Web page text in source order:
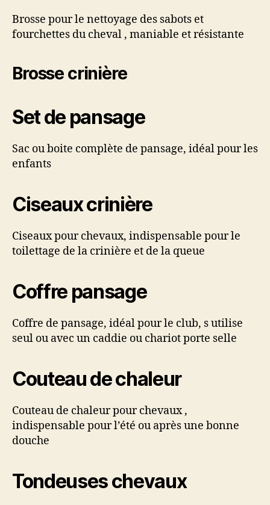
Brosse pour le nettoyage des sabots et
fourchettes du cheval , maniable et résistante
Brosse crinière
Set de pansage
Sac ou boite complète de pansage, idéal pour les
enfants
Ciseaux crinière
Ciseaux pour chevaux, indispensable pour le
toilettage de la crinière et de la queue
Coffre pansage
Coffre de pansage, idéal pour le club, s utilise
seul ou avec un caddie ou chariot porte selle
Couteau de chaleur
Couteau de chaleur pour chevaux ,
indispensable pour l’été ou après une bonne
douche
Tondeuses chevaux